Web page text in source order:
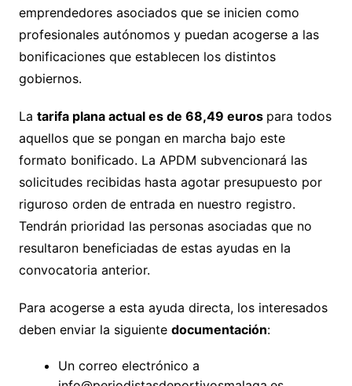
emprendedores asociados que se inicien como
profesionales autónomos y puedan acogerse a las
bonificaciones que establecen los distintos
gobiernos.
La tarifa plana actual es de 68,49 euros para todos
aquellos que se pongan en marcha bajo este
formato bonificado. La APDM subvencionará las
solicitudes recibidas hasta agotar presupuesto por
riguroso orden de entrada en nuestro registro.
Tendrán prioridad las personas asociadas que no
resultaron beneficiadas de estas ayudas en la
convocatoria anterior.
Para acogerse a esta ayuda directa, los interesados
deben enviar la siguiente documentación:
Un correo electrónico a